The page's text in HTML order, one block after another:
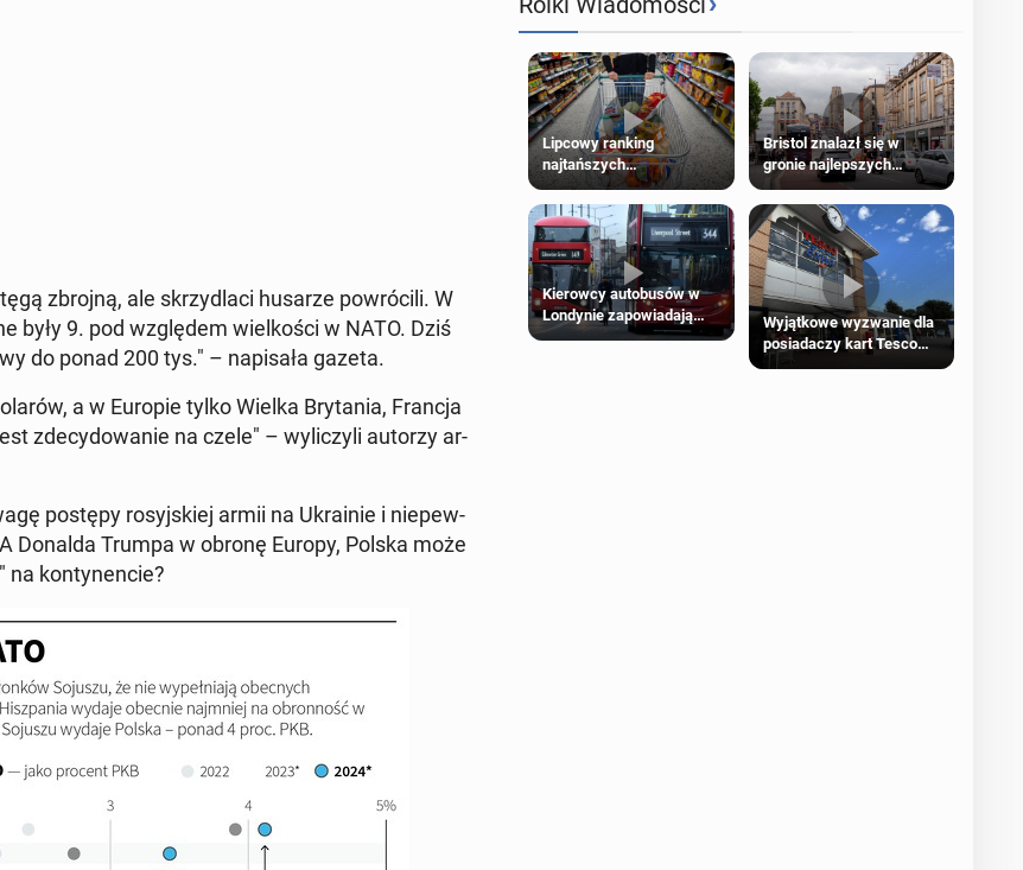
zbrojną, ale skrzy­dla­ci husarze po­wró­ci­li. W
były 9. pod wzglę­dem wiel­ko­ści w NATO. Dziś
do ponad 200 tys." – na­pi­sa­ła gazeta.
a w Europie tylko Wielka Bry­ta­nia, Francja
zde­cy­do­wa­nie na czele" – wy­li­czy­li autorzy ar­
postępy ro­syj­skiej armii na Ukra­inie i nie­pew­
Trumpa w obronę Europy, Polska może
na kon­ty­nen­cie?
Lipcowy ranking
najtańszych
supermarketów
Bristol znalazł się w
gronie najlepszych
kierunków podróży na
świecie
Kierowcy autobusów w
Londynie zapowiadają
strajki
Wyjątkowe wyzwanie dla
posiadaczy kart Tesco
Clubcard!